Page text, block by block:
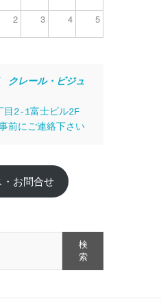
2 3 4 5
クレール・ビジュ
目2-1富士ビル2F
前にご連絡下さい
・お問合せ
検
索